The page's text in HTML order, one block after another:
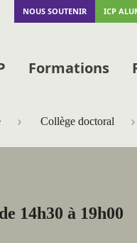
NOUS SOUTENIR ICP
Formations
Collège doctoral
14h30 à 19h00